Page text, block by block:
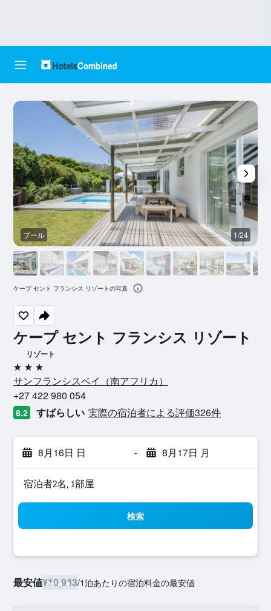
ケープ セント フランシス リゾート
リゾート
3つ星
サンフランシスベイ​（南アフリカ​）​
+27 422 980 054
8.2 すばらしい 実際の宿泊者による評価326​件
8月16日 日 - 8月17日 月
宿泊者2名, 1​部屋
検索
最安値¥10,943/1泊あたりの宿泊料金の最安値
プール 1/24
ケープ セント フランシス リゾートの写真